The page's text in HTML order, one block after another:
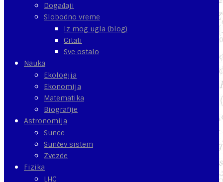
Događaji
Slobodno vreme
Iz mog ugla (blog)
Citati
Sve ostalo
Nauka
Ekologija
Ekonomija
Matematika
Biografije
Astronomija
Sunce
Sunčev sistem
Zvezde
Fizika
LHC